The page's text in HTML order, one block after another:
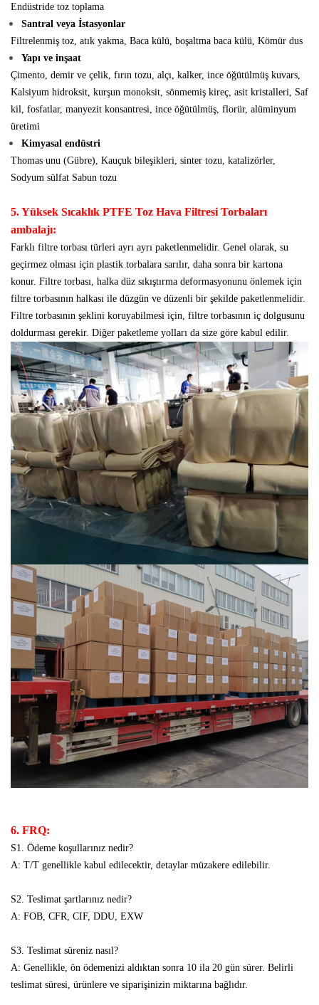
Endüstride toz toplama
Santral veya İstasyonlar
Filtrelenmiş toz, atık yakma, Baca külü, boşaltma baca külü, Kömür dus
Yapı ve inşaat
Çimento, demir ve çelik, fırın tozu, alçı, kalker, ince öğütülmüş kuvars,
Kalsiyum hidroksit, kurşun monoksit, sönmemiş kireç, asit kristalleri, Saf
kil, fosfatlar, manyezit konsantresi, ince öğütülmüş, florür, alüminyum
üretimi
Kimyasal endüstri
Thomas unu (Gübre), Kauçuk bileşikleri, sinter tozu, katalizörler,
Sodyum sülfat Sabun tozu
5. Yüksek Sıcaklık PTFE Toz Hava Filtresi Torbaları
ambalajı:
Farklı filtre torbası türleri ayrı ayrı paketlenmelidir. Genel olarak, su
geçirmez olması için plastik torbalara sarılır, daha sonra bir kartona
konur. Filtre torbası, halka düz sıkıştırma deformasyonunu önlemek için
filtre torbasının halkası ile düzgün ve düzenli bir şekilde paketlenmelidir.
Filtre torbasının şeklini koruyabilmesi için, filtre torbasının iç dolgusunu
doldurması gerekir. Diğer paketleme yolları da size göre kabul edilir.
6. FRQ:
S1. Ödeme koşullarınız nedir?
A: T/T genellikle kabul edilecektir, detaylar müzakere edilebilir.
S2. Teslimat şartlarınız nedir?
A: FOB, CFR, CIF, DDU, EXW
S3. Teslimat süreniz nasıl?
A: Genellikle, ön ödemenizi aldıktan sonra 10 ila 20 gün sürer. Belirli
teslimat süresi, ürünlere ve siparişinizin miktarına bağlıdır.